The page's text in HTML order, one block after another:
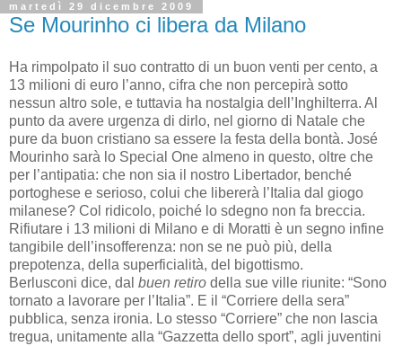
martedì 29 dicembre 2009
Se Mourinho ci libera da Milano
Ha rimpolpato il suo contratto di un buon venti per cento, a
13 milioni di euro l’anno, cifra che non percepirà sotto
nessun altro sole, e tuttavia ha nostalgia dell’Inghilterra. Al
punto da avere urgenza di dirlo, nel giorno di Natale che
pure da buon cristiano sa essere la festa della bontà. José
Mourinho sarà lo Special One almeno in questo, oltre che
per l’antipatia: che non sia il nostro Libertador, benché
portoghese e serioso, colui che libererà l’Italia dal giogo
milanese? Col ridicolo, poiché lo sdegno non fa breccia.
Rifiutare i 13 milioni di Milano e di Moratti è un segno infine
tangibile dell’insofferenza: non se ne può più, della
prepotenza, della superficialità, del bigottismo.
Berlusconi dice, dal buen retiro della sue ville riunite: “Sono
tornato a lavorare per l’Italia”. E il “Corriere della sera”
pubblica, senza ironia. Lo stesso “Corriere” che non lascia
tregua, unitamente alla “Gazzetta dello sport”, agli juventini